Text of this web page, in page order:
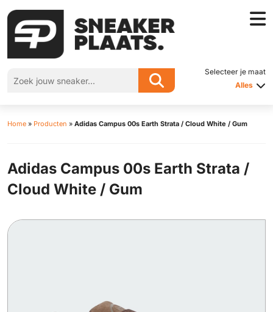
Selecteer je maat
Alles
Home » Producten » Adidas Campus 00s Earth Strata / Cloud White / Gum
Adidas Campus 00s Earth Strata /
Cloud White / Gum